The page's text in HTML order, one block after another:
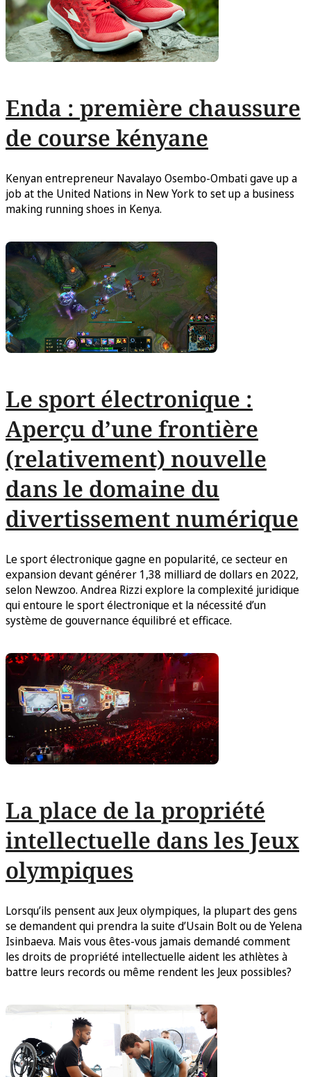
Enda : première chaussure
de course kényane
Kenyan entrepreneur Navalayo Osembo-Ombati gave up a
job at the United Nations in New York to set up a business
making running shoes in Kenya.
Le sport électronique :
Aperçu d’une frontière
(relativement) nouvelle
dans le domaine du
divertissement numérique
Le sport électronique gagne en popularité, ce secteur en
expansion devant générer 1,38 milliard de dollars en 2022,
selon Newzoo. Andrea Rizzi explore la complexité juridique
qui entoure le sport électronique et la nécessité d’un
système de gouvernance équilibré et efficace.
La place de la propriété
intellectuelle dans les Jeux
olympiques
Lorsqu’ils pensent aux Jeux olympiques, la plupart des gens
se demandent qui prendra la suite d’Usain Bolt ou de Yelena
Isinbaeva. Mais vous êtes-vous jamais demandé comment
les droits de propriété intellectuelle aident les athlètes à
battre leurs records ou même rendent les Jeux possibles?